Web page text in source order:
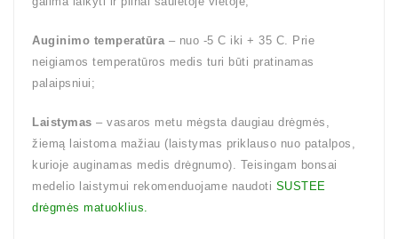
Auginimo temperatūra– nuo -5 C iki + 35 C. Prie
neigiamos temperatūros medis turi būti pratinamas
palaipsniui;
Laistymas – vasaros metu mėgsta daugiau drėgmės,
žiemą laistoma mažiau (laistymas priklauso nuo patalpos,
kurioje auginamas medis drėgnumo). Teisingam bonsai
medelio laistymui rekomenduojame naudoti SUSTEE
drėgmės matuoklius.